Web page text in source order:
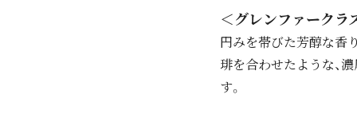
＜グレンファークラ
円みを帯びた芳醇な香
琲を合わせたような、
す。